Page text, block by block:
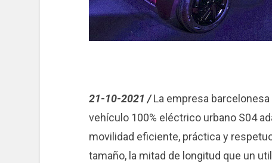
21-10-2021 /La empresa barcelonesa
vehículo 100% eléctrico urbano S04
movilidad eficiente, práctica y
tamaño, la mitad de longitud que un